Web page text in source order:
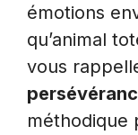
émotions
qu’animal
vous
méthodique